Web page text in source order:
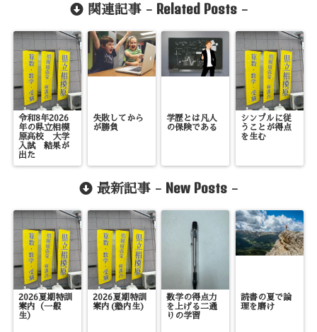
関連記事 - Related Posts-
令和8年2026
年の県立相模
原高校 大学
入試 結果が
出た
失敗してから
が勝負
学歴とは凡人
の保険である
シンプルに従
うことが得点
を生む
最新記事 - New Posts -
2026夏期特訓
案内（一般
生）
2026夏期特訓
案内(塾内生)
数学の得点力
を上げる二通
りの学習
読書の夏で論
理を磨け